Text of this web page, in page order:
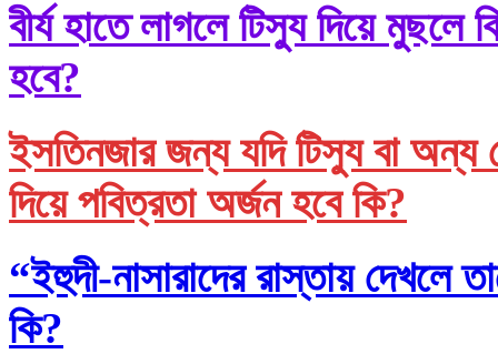
বীর্য হাতে লাগলে টিস্যু দিয়ে
হবে?
ইসতিনজার জন্য যদি টিস্যু বা অন্য
দিয়ে পবিত্রতা অর্জন হবে কি?
“ইহুদী-নাসারাদের রাস্তায় দেখলে
কি?